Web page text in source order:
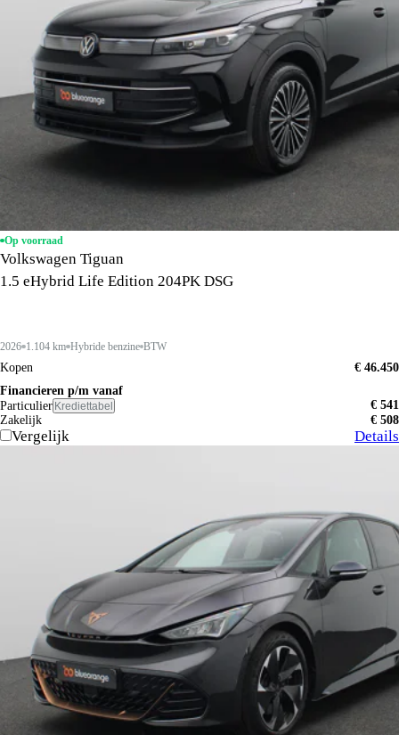
Op voorraad
Volkswagen Tiguan
1.5 eHybrid Life Edition 204PK DSG
2026 1.104 km Hybride benzine BTW
Kopen
€ 46.450
Financieren p/m vanaf
Particulier Krediettabel
€ 541
Zakelijk
€ 508
Vergelijk Details